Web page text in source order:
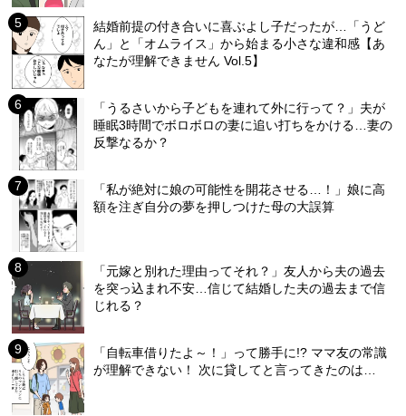
結婚前提の付き合いに喜ぶよし子だったが…「うど
ん」と「オムライス」から始まる小さな違和感【あ
なたが理解できません Vol.5】
「うるさいから子どもを連れて外に行って？」夫が
睡眠3時間でボロボロの妻に追い打ちをかける…妻の
反撃なるか？
「私が絶対に娘の可能性を開花させる…！」娘に高
額を注ぎ自分の夢を押しつけた母の大誤算
「元嫁と別れた理由ってそれ？」友人から夫の過去
を突っ込まれ不安…信じて結婚した夫の過去まで信
じれる？
「自転車借りたよ～！」って勝手に!? ママ友の常識
が理解できない！ 次に貸してと言ってきたのは…